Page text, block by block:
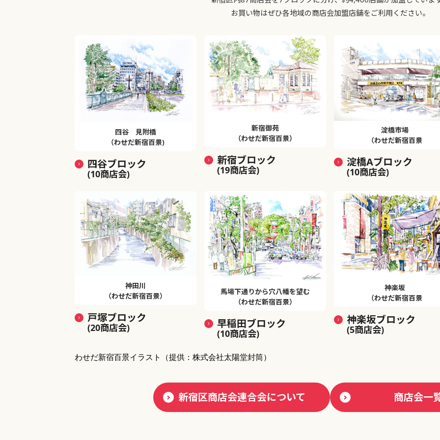
お買い物はぜひ各地域の商店会加盟店舗をご利用ください。
四谷 見附橋
（わせだ新宿百景)
四谷ブロック
(10商店会)
新宿御苑
（わせだ新宿百景）
新宿ブロック
(19商店会)
淀橋市場
（わせだ新宿百景
淀橋Aブロック
(10商店会)
神田川
（わせだ新宿百景）
戸塚ブロック
(20商店会)
馬場下通りから穴八幡を望む
（わせだ新宿百景）
早稲田ブロック
(10商店会)
神楽坂
（わせだ新宿百景
神楽坂ブロック
(5商店会)
わせだ新宿百景イラスト （提供：株式会社太陽堂封筒）
新宿区商店会連合会について 商店会一